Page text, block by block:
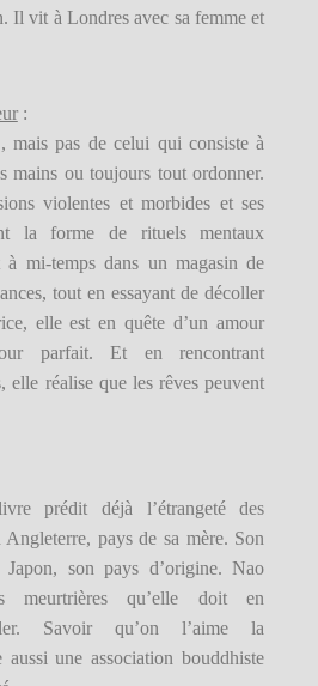
Il vit à Londres avec sa femme et
:
mais pas de celui qui consiste à
mains ou toujours tout ordonner.
violentes et morbides et ses
la forme de rituels mentaux
à mi-temps dans un magasin de
tout en essayant de décoller
elle est en quête d’un amour
parfait. Et en rencontrant
elle réalise que les rêves peuvent
prédit déjà l’étrangeté des
pays de sa mère. Son
son pays d’origine. Nao
meurtrières qu’elle doit en
Savoir qu’on l’aime la
aussi une association bouddhiste